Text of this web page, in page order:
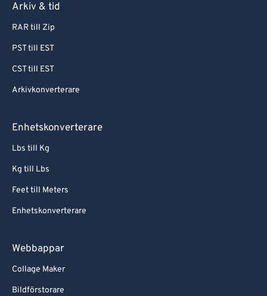
Arkiv & tid
RAR till Zip
PST till EST
CST till EST
Arkivkonverterare
Enhetskonverterare
Lbs till Kg
Kg till Lbs
Feet till Meters
Enhetskonverterare
Webbappar
Collage Maker
Bildförstorare